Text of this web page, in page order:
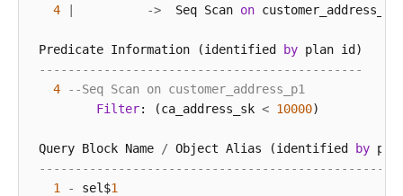
sync stats:
General Tracks
CN build CN connection:
        coordinator1: actual
time 0.002 loops
        coordinator1: actual
time =0.070 loops =1
- > execute ddl on other CN:
        coordinator1: actual
4
->
  Seq Scan
on
Predicate Information (identified by plan id)
---------------------------------------------
4
--Seq Scan on customer_address_p1
Filter: (ca_address_sk < 10000)
Query Block Name / Object Alias (identified by
1
- sel$1